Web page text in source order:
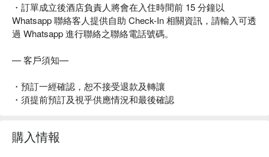
・訂單成立後酒店負責人將會在入住時間前 15 分鐘以
Whatsapp 聯絡客人提供自助 Check-In 相關資訊，請輸入可透
過 Whatsapp 進行聯絡之聯絡電話號碼。
— 客戶須知—
・預訂一經確認，恕不接受退款及轉讓
・須提前預訂及視乎供應情況和最後確認
購入情報